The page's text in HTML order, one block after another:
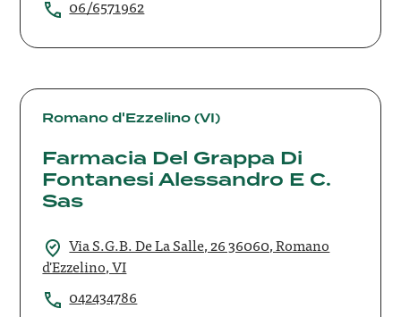
06/6571962
Romano d'Ezzelino (VI)
Farmacia Del Grappa Di
Fontanesi Alessandro E C.
Sas
Via S.G.B. De La Salle, 26 36060, Romano
d'Ezzelino, VI
042434786
Farmacia
Del
Fontanesi
Alessandro
Sas